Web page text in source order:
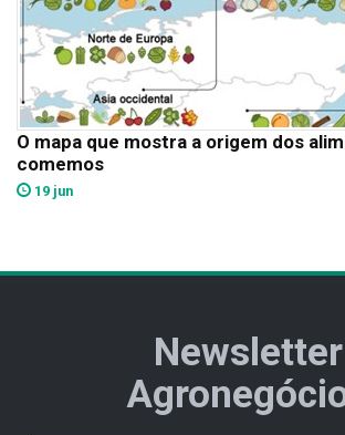
O mapa que mostra a origem dos
comemos
19 jun
Newsletter